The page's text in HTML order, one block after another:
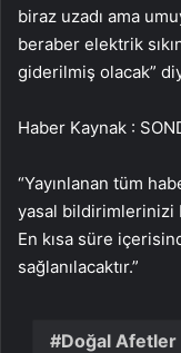
biraz uzadı ama
beraber elektrik
giderilmiş olacak”
Haber Kaynak :
“Yayınlanan tüm
yasal bildirimlerinizi
En kısa süre
sağlanılacaktır.”
Doğal Afetler